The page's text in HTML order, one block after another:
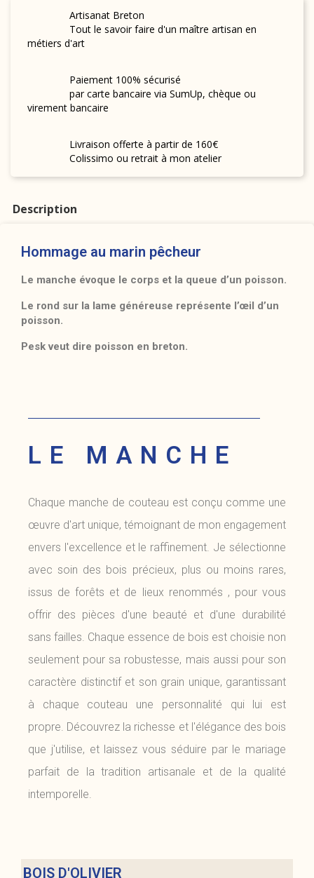
Artisanat Breton
Tout le savoir faire d'un maître artisan en
métiers d'art
Paiement 100% sécurisé
par carte bancaire via SumUp, chèque ou
virement bancaire
Livraison offerte à partir de 160€
Colissimo ou retrait à mon atelier
Description
Hommage au marin pêcheur
Le manche évoque le corps et la queue d’un poisson.
Le rond sur la lame généreuse représente l’œil d’un
poisson.
Pesk veut dire poisson en breton.
LE MANCHE
Chaque manche de couteau est conçu comme une
œuvre d'art unique, témoignant de mon engagement
envers l'excellence et le raffinement. Je sélectionne
avec soin des bois précieux, plus ou moins rares,
issus de forêts et de lieux renommés , pour vous
offrir des pièces d'une beauté et d'une durabilité
sans failles. Chaque essence de bois est choisie non
seulement pour sa robustesse, mais aussi pour son
caractère distinctif et son grain unique, garantissant
à chaque couteau une personnalité qui lui est
propre. Découvrez la richesse et l'élégance des bois
que j'utilise, et laissez vous séduire par le mariage
parfait de la tradition artisanale et de la qualité
intemporelle.
BOIS D'OLIVIER